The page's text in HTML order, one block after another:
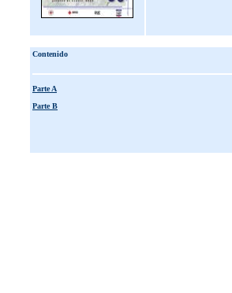
Contenido
Parte A
Parte B